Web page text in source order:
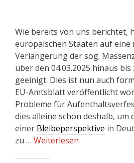
Wie bereits von uns berichtet,
europäischen Staaten auf eine
Verlängerung der sog.
über den 04.03.2025 hinaus bis
geeinigt. Dies ist nun auch
EU-Amtsblatt veröffentlicht
Probleme für
dies alleine schon deshalb, um
einer Bleibeperspektive in
zu … Weiterlesen